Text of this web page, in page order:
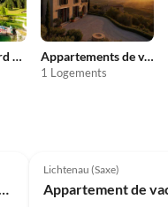
Vacances au bord du lac Appartements de vacances pas chers
1 Logements
Lichtenau (Saxe)